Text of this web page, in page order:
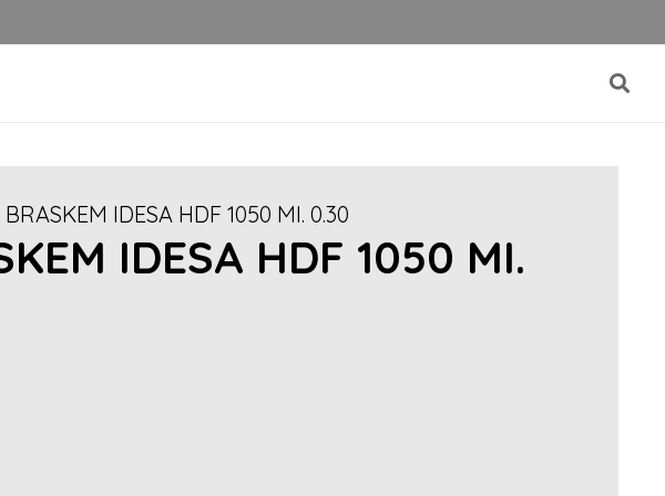
IDESA HDF 1050 MI. 0.30
IDESA HDF 1050 MI.